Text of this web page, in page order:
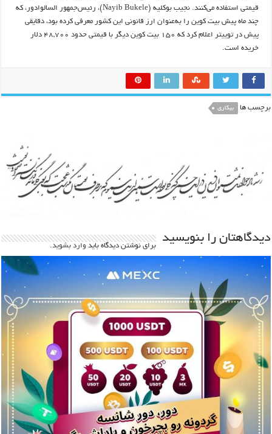
قیمتی استفاده می‌کنند. نجیب بوکلیه (Nayib Bukele)، رئیس‌جمهور السالوادور، که
چند ماه پیش بیت کوین را به‌عنوان ارز قانونی این کشور معرفی کرده بود، دقایقی
پیش در توییتر اعلام کرد که ۱۵۰ بیت کوین دیگر با قیمتی حدود ۴۸,۷۰۰ دلار
خریده است.
برچسب ها بیکاری
دیدگاهتان را بنویسید
برای نوشتن دیدگاه باید وارد بشوید.